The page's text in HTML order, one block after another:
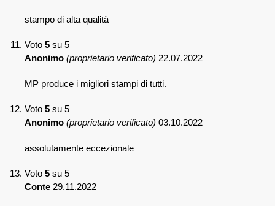
stampo di alta qualità
Voto 5 su 5
Anonimo (proprietario verificato) 22.07.2022
MP produce i migliori stampi di tutti.
Voto 5 su 5
Anonimo (proprietario verificato) 03.10.2022
assolutamente eccezionale
Voto 5 su 5
Conte 29.11.2022